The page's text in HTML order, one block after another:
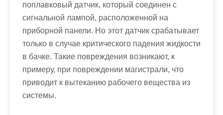
поплавковый датчик, который соединен с
сигнальной лампой, расположенной на
приборной панели. Но этот датчик срабатывает
только в случае критического падения жидкости
в бачке. Такие повреждения возникают, к
примеру, при повреждении магистрали, что
приводит к вытеканию рабочего вещества из
системы.